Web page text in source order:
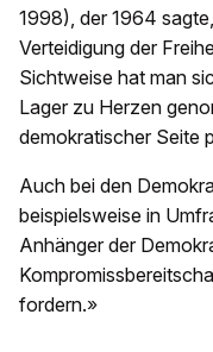
1998), der 1964
Verteidigung der
Sichtweise hat man
Lager zu Herzen
demokratischer Seite
Auch bei den
beispielsweise in
Anhänger der
fordern.»